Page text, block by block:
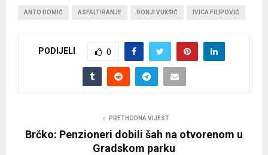
ANTO DOMIĆ ASFALTIRANJE DONJI VUKŠIĆ IVICA FILIPOVIĆ
PODIJELI 0
PRETHODNA VIJEST
Brčko: Penzioneri dobili šah na otvorenom u
Gradskom parku